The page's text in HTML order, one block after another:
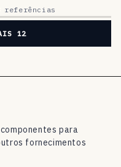
referências
12
para
fornecimentos